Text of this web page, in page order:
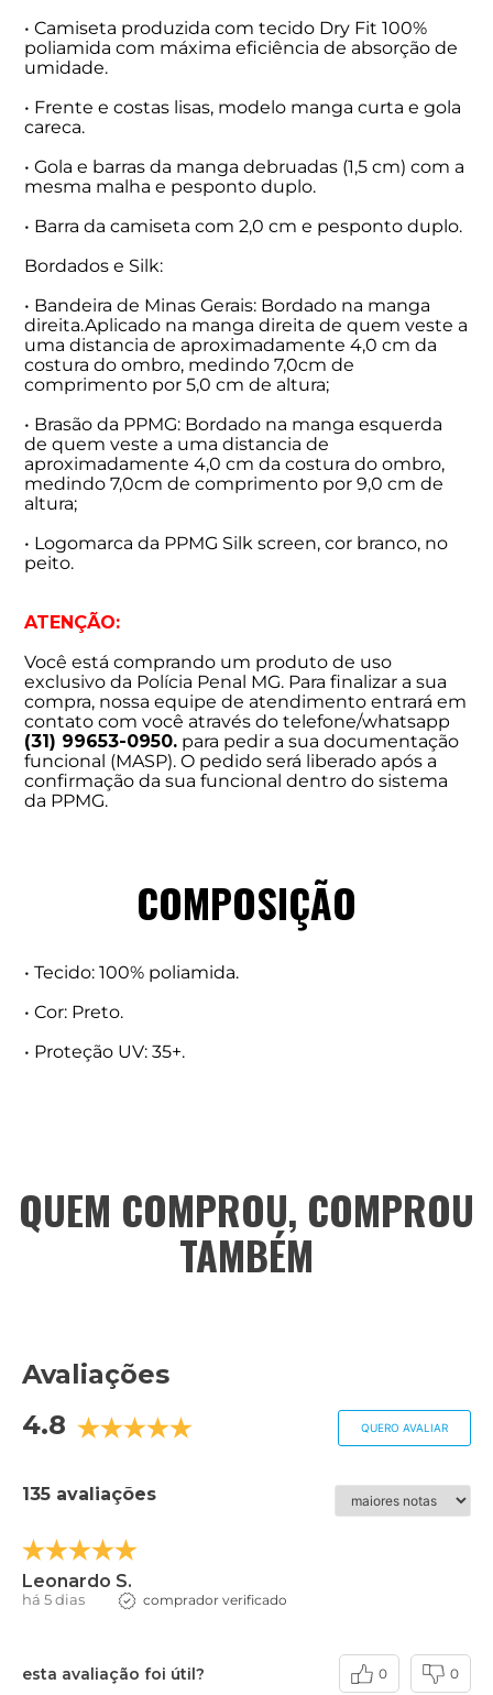
• Camiseta produzida com tecido Dry Fit 100%
poliamida com máxima eficiência de absorção de
umidade.
• Frente e costas lisas, modelo manga curta e gola
careca.
• Gola e barras da manga debruadas (1,5 cm) com a
mesma malha e pesponto duplo.
• Barra da camiseta com 2,0 cm e pesponto duplo.
Bordados e Silk:
• Bandeira de Minas Gerais: Bordado na manga
direita.Aplicado na manga direita de quem veste a
uma distancia de aproximadamente 4,0 cm da
costura do ombro, medindo 7,0cm de
comprimento por 5,0 cm de altura;
• Brasão da PPMG: Bordado na manga esquerda
de quem veste a uma distancia de
aproximadamente 4,0 cm da costura do ombro,
medindo 7,0cm de comprimento por 9,0 cm de
altura;
• Logomarca da PPMG Silk screen, cor branco, no
peito.
ATENÇÃO:
Você está comprando um produto de uso
exclusivo da Polícia Penal MG. Para finalizar a sua
compra, nossa equipe de atendimento entrará em
contato com você através do telefone/whatsapp
(31) 99653-0950. para pedir a sua documentação
funcional (MASP). O pedido será liberado após a
confirmação da sua funcional dentro do sistema
da PPMG.
COMPOSIÇÃO
• Tecido: 100% poliamida.
• Cor: Preto.
• Proteção UV: 35+.
QUEM COMPROU, COMPROU
TAMBÉM
Avaliações
4.8
QUERO AVALIAR
135 avaliações
Leonardo S.
há 5 dias comprador verificado
esta avaliação foi útil? 0 0